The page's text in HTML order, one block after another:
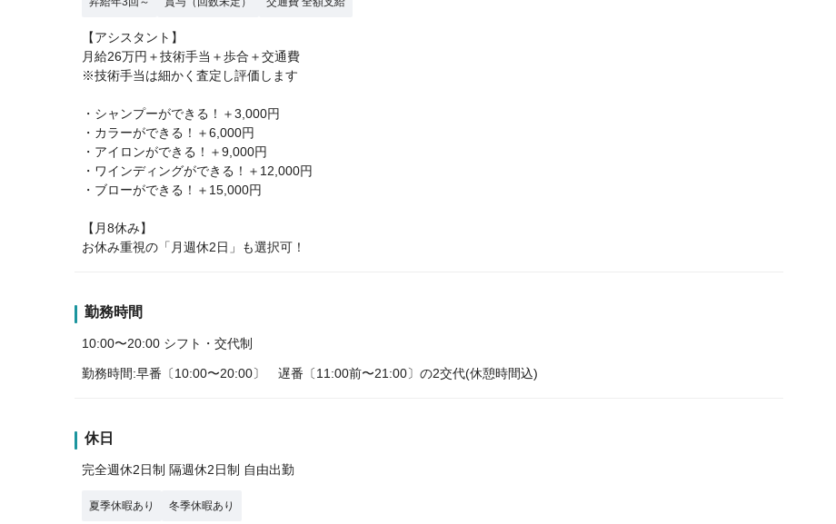
【アシスタント】
月給26万円＋技術手当＋歩合＋交通費
※技術手当は細かく査定し評価します
・シャンプーができる！＋3,000円
・カラーができる！＋6,000円
・アイロンができる！＋9,000円
・ワインディングができる！＋12,000円
・ブローができる！＋15,000円
【月8休み】
お休み重視の「月週休2日」も選択可！
勤務時間
10:00〜20:00 シフト・交代制
勤務時間:早番〔10:00〜20:00〕 遅番〔11:00前〜21:00〕の2交代(休憩時間込)
休日
完全週休2日制 隔週休2日制 自由出勤
夏季休暇あり 冬季休暇あり